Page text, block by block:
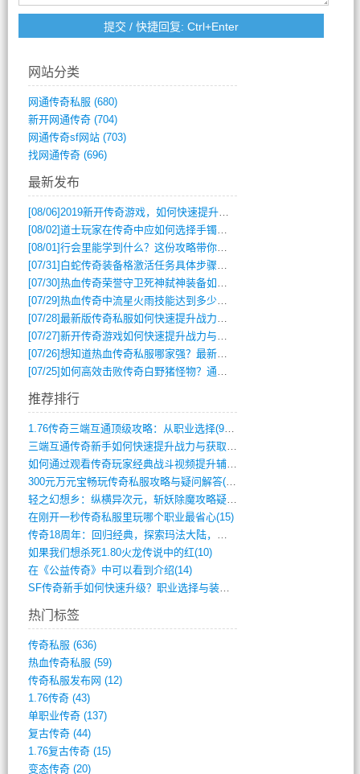
网站分类
网通传奇私服 (680)
新开网通传奇(704)
网通传奇sf网站(703)
找网通传奇(696)
最新发布
[08/06]2019新开传奇游戏，如何快速提升角色等级？
[08/02]道士玩家在传奇中应如何选择手镯装备？
[08/01]行会里能学到什么？这份攻略带你全掌握
[07/31] 白蛇传奇装备格激活任务具体步骤是什么？如何完成？
[07/30]热血传奇荣誉守卫死神弑神装备如何获取与佩戴攻略？
[07/29]热血传奇中流星火雨技能达到多少级可以开始练装备？
[07/28]最新版传奇私服如何快速提升战力与获取稀有装备？
[07/27]新开传奇游戏如何快速提升战力与获取稀有装备？
[07/26]想知道热血传奇私服哪家强？最新排行榜攻略全解析
[07/25]如何高效击败传奇白野猪怪物？通关技巧全解析
推荐排行
1.76传奇三端互通顶级攻略：从职业选择(972)
三端互通传奇新手如何快速提升战力与获取稀(379)
如何通过观看传奇玩家经典战斗视频提升辅助(661)
300元万元宝畅玩传奇私服攻略与疑问解答(828)
轻之幻想乡：纵横异次元，斩妖除魔攻略疑云(404)
在刚开一秒传奇私服里玩哪个职业最省心(15)
传奇18周年：回归经典，探索玛法大陆，寻(798)
如果我们想杀死1.80火龙传说中的红(10)
在《公益传奇》中可以看到介绍(14)
SF传奇新手如何快速升级？职业选择与装备(711)
热门标签
传奇私服 (636)
热血传奇私服 (59)
传奇私服发布网 (12)
1.76传奇(43)
单职业传奇(137)
复古传奇(44)
1.76复古传奇(15)
变态传奇(20)